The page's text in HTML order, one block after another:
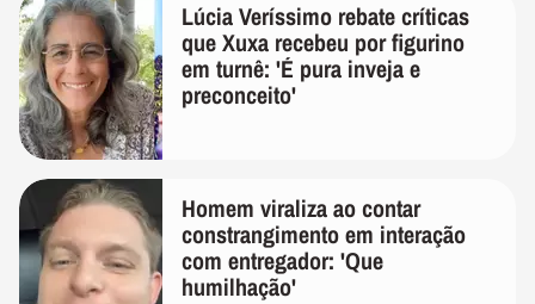
Lúcia Veríssimo rebate críticas
que Xuxa recebeu por figurino
em turnê: 'É pura inveja e
preconceito'
Homem viraliza ao contar
constrangimento em interação
com entregador: 'Que
humilhação'